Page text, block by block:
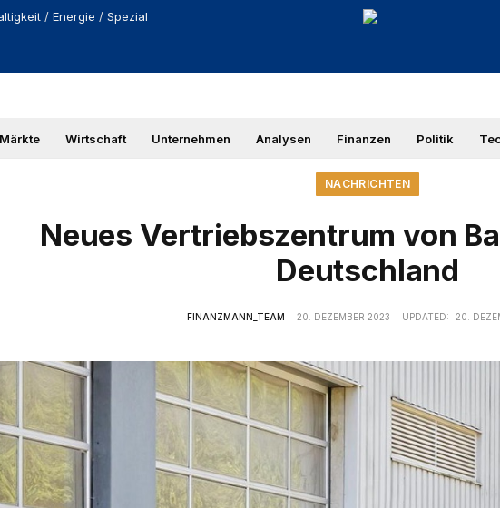
/ Energie / Spezial
Märkte Wirtschaft Unternehmen Analysen Finanzen Politik
NACHRICHTEN
Neues Vertriebszentrum von
Deutschland
FINANZMANN_TEAM 20. DEZEMBER 2023 UPDATED: 20.